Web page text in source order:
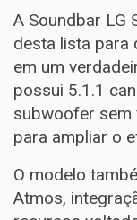
A Soundbar LG
desta lista para
em um
possui 5.1.1
subwoofer sem
para ampliar o
O modelo
Atmos,